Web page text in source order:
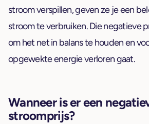
stroom verspillen, geven ze je een
stroom te verbruiken. Die negatieve
om het net in balans te houden en
opgewekte energie verloren gaat.
Wanneer is er een
stroomprijs?